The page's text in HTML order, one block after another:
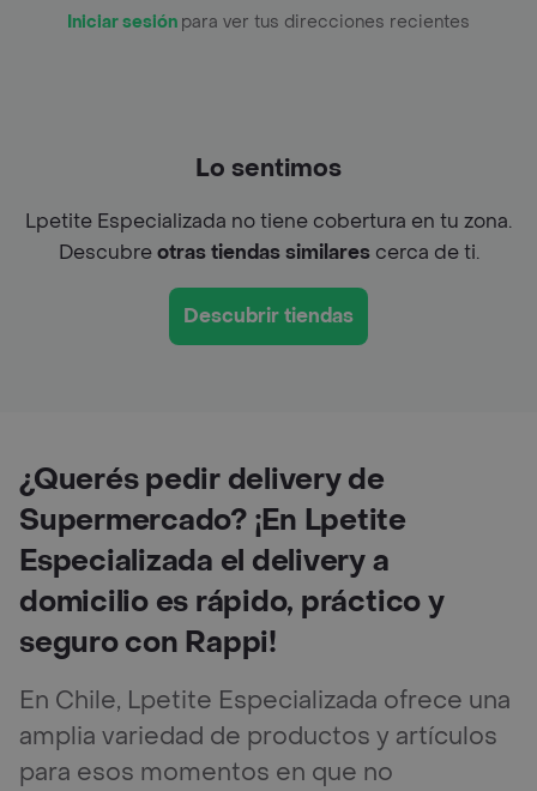
Iniciar sesión para ver tus direcciones recientes
Lo sentimos
Lpetite Especializada no tiene cobertura en tu zona.
Descubreotras tiendas similarescerca de ti.
Descubrir tiendas
¿Querés pedir delivery de
Supermercado? ¡En Lpetite
Especializada el delivery a
domicilio es rápido, práctico y
seguro con Rappi!
En Chile, Lpetite Especializada ofrece una
amplia variedad de productos y artículos
para esos momentos en que no